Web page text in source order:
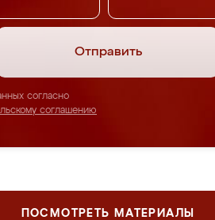
Отправить
согласно
соглашению
ПОСМОТРЕТЬ МАТЕРИАЛЫ